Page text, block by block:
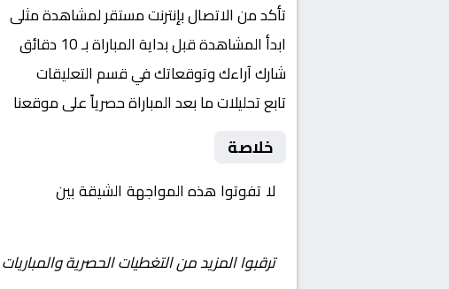
تأكد من الاتصال بإنترنت مستقر لمشاهدة مثلى
ابدأ المشاهدة قبل بداية المباراة بـ 10 دقائق
شارك آراءك وتوقعاتك في قسم التعليقات
تابع تحليلات ما بعد المباراة حصرياً على موقعنا
خلاصة
لا تفوتوا هذه المواجهة الشيقة بين
ترقبوا المزيد من التغطيات الحصرية